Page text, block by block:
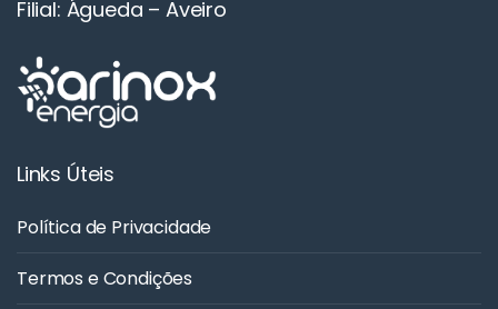
Filial: Águeda – Aveiro
Links Úteis
Política de Privacidade
Termos e Condições